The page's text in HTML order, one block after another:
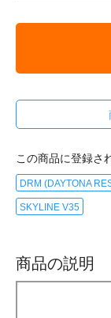
この商品に登録さ
DRM (DAYTONA
SKYLINE V35
商品の説明